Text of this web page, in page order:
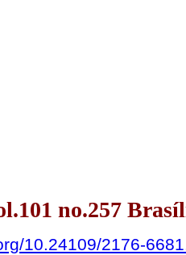
no.257
10.24109/2176-